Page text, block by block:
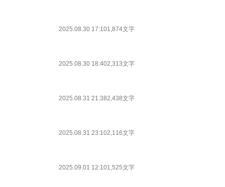
2025.08.30 17:101,874文字
2025.08.30 18:402,313文字
2025.08.31 21:382,438文字
2025.08.31 23:102,116文字
2025.09.01 12:101,525文字